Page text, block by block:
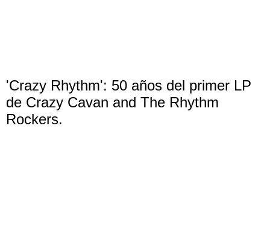
'Crazy Rhythm': 50 años del primer LP
de Crazy Cavan and The Rhythm
Rockers.